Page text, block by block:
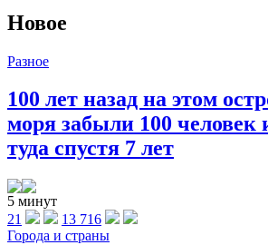
Новое
Разное
100 лет назад на этом
моря забыли 100 человек
туда спустя 7 лет
5 минут
21
13 716
Города и страны